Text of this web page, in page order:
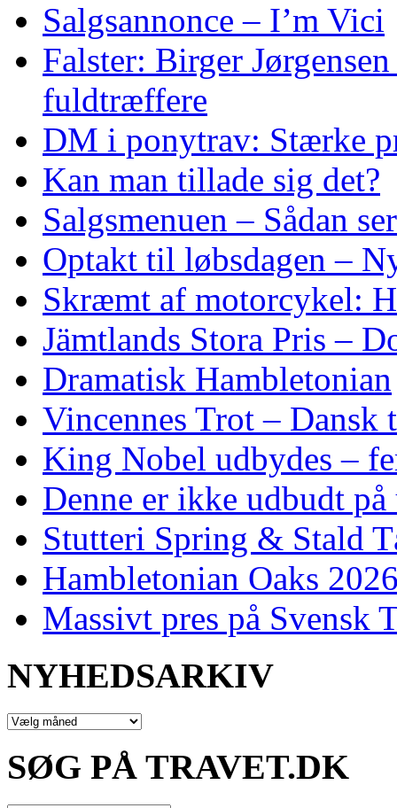
Salgsannonce – I’m Vici
Falster: Birger
fuldtræffere
DM i ponytrav: Stærke
Kan man tillade sig det?
Salgsmenuen – Sådan
Optakt til løbsdagen –
Skræmt af motorcykel:
Jämtlands Stora Pris –
Dramatisk Hambletonian
Vincennes Trot –
King Nobel udbydes –
Denne er ikke udbudt
Stutteri Spring & Stald
Hambletonian Oaks
Massivt pres på Svensk
NYHEDSARKIV
NYHEDSARKIV
SØG PÅ TRAVET.DK